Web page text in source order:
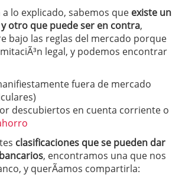
a lo explicado, sabemos que existe un
otro que puede ser en contra,
bajo las reglas del mercado porque
legal, y podemos encontrar
fuera de mercado
descubiertos en cuenta corriente o
clasificaciones que se pueden dar
, encontramos una que nos
y querÃ­amos compartirla: